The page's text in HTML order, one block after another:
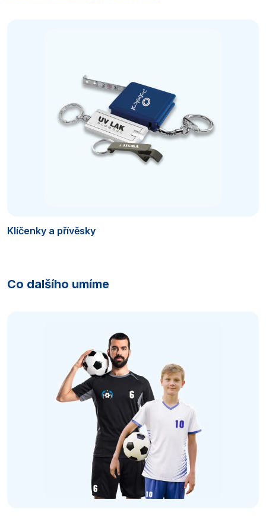
Klíčenky a přívěsky
Co dalšího umíme